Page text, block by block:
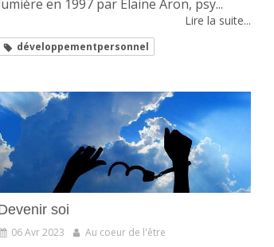
en 1997 par Elaine Aron, psy...
Lire la suite...
développementpersonnel
soi
06 Avr 2023 Au coeur de l'être